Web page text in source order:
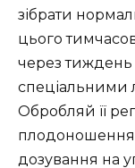
зібрати
цього
через тиждень
спеціальними
Обробляй її
дозування на